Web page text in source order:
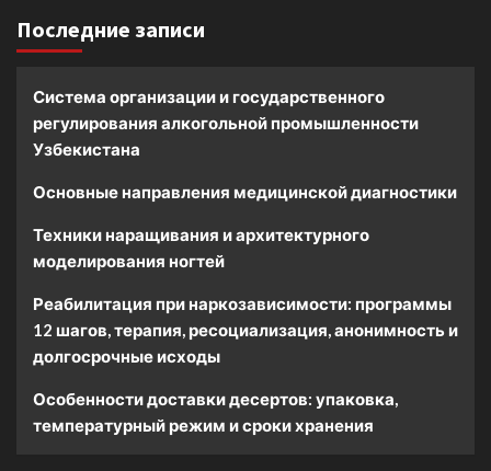
Последние записи
Система организации и государственного
регулирования алкогольной промышленности
Узбекистана
Основные направления медицинской диагностики
Техники наращивания и архитектурного
моделирования ногтей
Реабилитация при наркозависимости: программы
12 шагов, терапия, ресоциализация, анонимность и
долгосрочные исходы
Особенности доставки десертов: упаковка,
температурный режим и сроки хранения